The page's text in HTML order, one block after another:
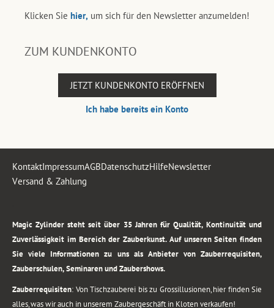
Klicken Sie hier, um sich für den Newsletter anzumelden!
ZUM KUNDENKONTO
JETZT KUNDENKONTO ERÖFFNEN
Ich habe bereits ein Konto
KontaktImpressumAGBDatenschutzHilfeNewsletter
Versand & Zahlung
Magic Zylinder steht seit über 35 Jahren für Qualität, Kontinuität und
Zuverlässigkeit im Bereich der Zauberkunst. Auf unseren Seiten finden
Sie viele Informationen zu uns als Anbieter von Zauberrequisiten,
Zauberschulen, Seminaren und Zaubershows.
Zauberrequisiten: Von Tischzauberei bis zu Grossillusionen, hier finden Sie
alles, was wir auch in unserem Zaubergeschäft in Kloten verkaufen!